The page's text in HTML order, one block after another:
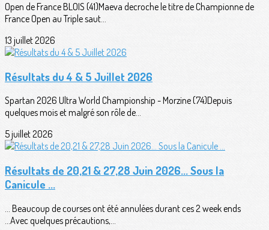
Open de France BLOIS (41)Maeva decroche le titre de Championne de
France Open au Triple saut...
13 juillet 2026
Résultats du 4 & 5 Juillet 2026
Spartan 2026 Ultra World Championship - Morzine (74)Depuis
quelques mois et malgré son rôle de...
5 juillet 2026
Résultats de 20,21 & 27,28 Juin 2026... Sous la
Canicule ...
... Beaucoup de courses ont été annulées durant ces 2 week ends
...Avec quelques précautions,...